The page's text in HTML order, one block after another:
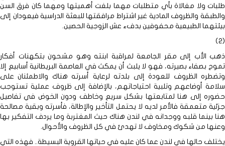
طلبات ولا مغالاة بأي متطلبات مهما بلغت أهميتها ومهما كان فرق السن
والطبقة والظروف المادية غير اشتراط مرافقتها للبعثة الدراسية فيعودان إلى
بيئتهما الطبيعية محفوفين بدفء عش الزوجية الحصين.
(2)
ذهب الأب إلى مقر الجامعة لمراقبة ابنته وهو مشحون بتكهنات أفكار
تموج بصفاء بصيرته، فهو لا يلبث أن يمكث في العاصمة البريطانية أسابيع إلا
وتضطره الظروف للعودة إلى بلدته لرعاية أسرته هناك والاطمئنان على
سلامة أوضاعهم وتلبية احتياجاتهم، بالإضافة إلى ظروف عملية تستوجب
حضوره إلى هنا لمتابعتها بشكل سريع وخاطف ودون الخوض في تفاصيل
جزئية متعمقة فالأمر لديه لا يحتمل التأخير والإطالة، فأسرته وبقية مصالحة
هنا بينما قلبه ووجدانه في لندن هناك حيث المغتربة وما يردف التفكير بها
وعنها من شكوك ومخاوف لا تهدئ في كل الظروف والأحوال.
يختلف حالها في لندن عما كان عليه في حياتها القروية البسيطة.. فهذه التي